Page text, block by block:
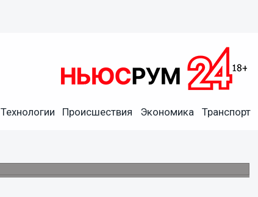
Технологии Происшествия Экономика Транспорт
откроют в